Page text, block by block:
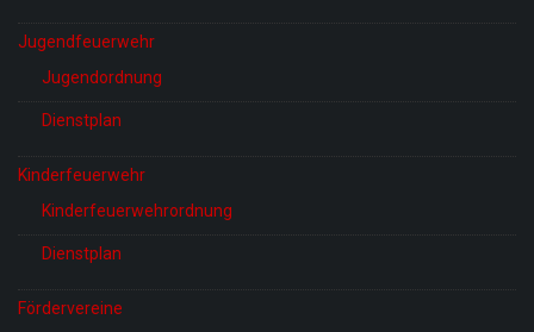
Jugendfeuerwehr
Jugendordnung
Dienstplan
Kinderfeuerwehr
Kinderfeuerwehrordnung
Dienstplan
Fördervereine